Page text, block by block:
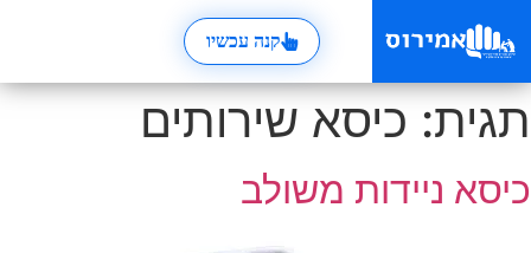
קנה עכשיו
תגית: כיסא שירותים
כיסא ניידות משולב